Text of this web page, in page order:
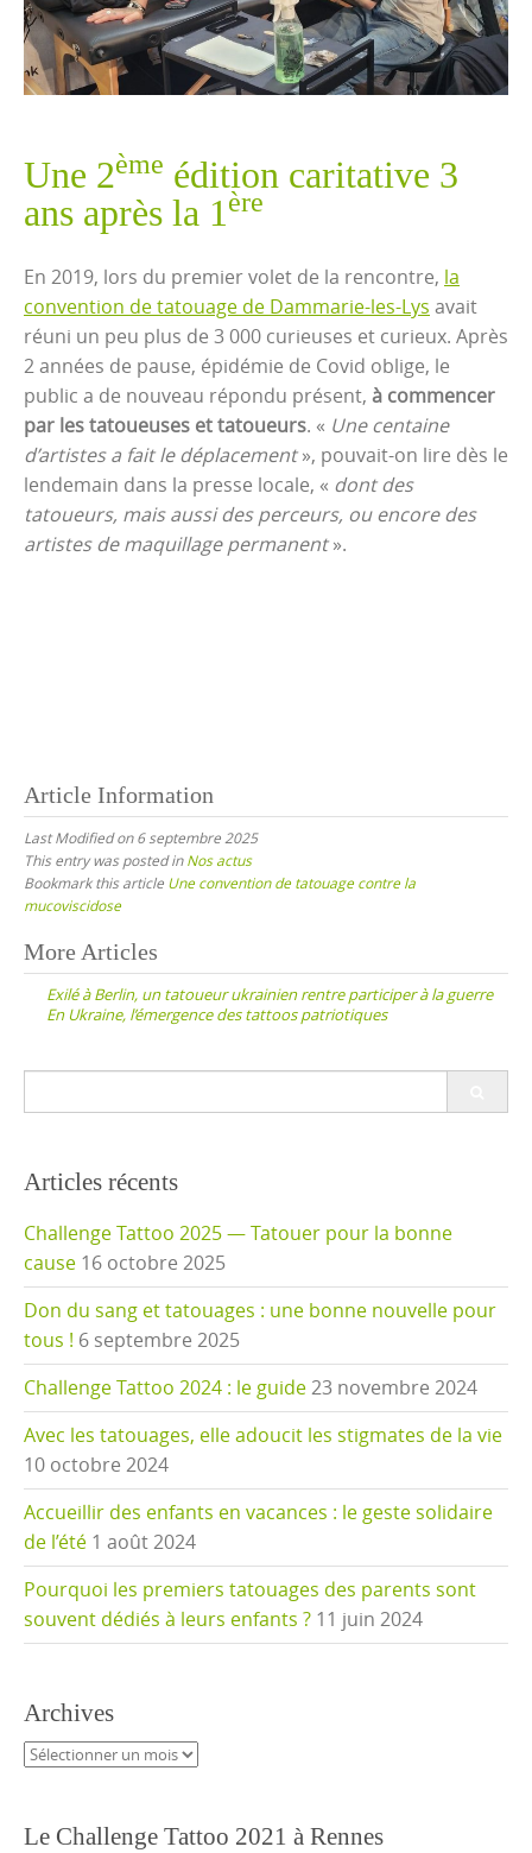
Une 2ème édition caritative 3
ans après la 1 ère
En 2019, lors du premier volet de la rencontre, la
convention de tatouage de Dammarie-les-Lys avait
réuni un peu plus de 3 000 curieuses et curieux. Après
2 années de pause, épidémie de Covid oblige, le
public a de nouveau répondu présent, à commencer
par les tatoueuses et tatoueurs. « Une centaine
d’artistes a fait le déplacement», pouvait-on lire dès le
lendemain dans la presse locale, « dont des
tatoueurs, mais aussi des perceurs, ou encore des
artistes de maquillage permanent».
Article Information
Last Modified on 6 septembre 2025
This entry was posted inNos actus
Bookmark this article Une convention de tatouage contre la
mucoviscidose
Post
navigation
More Articles
Exilé à Berlin, un tatoueur ukrainien rentre participer à la guerre
En Ukraine, l’émergence des tattoos patriotiques
Articles récents
Challenge Tattoo 2025 — Tatouer pour la bonne
cause 16 octobre 2025
Don du sang et tatouages : une bonne nouvelle pour
tous ! 6 septembre 2025
Challenge Tattoo 2024 : le guide23 novembre 2024
Avec les tatouages, elle adoucit les stigmates de la vie
10 octobre 2024
Accueillir des enfants en vacances : le geste solidaire
de l’été 1 août 2024
Pourquoi les premiers tatouages des parents sont
souvent dédiés à leurs enfants ? 11 juin 2024
Archives
Archives
Le Challenge Tattoo 2021 à Rennes